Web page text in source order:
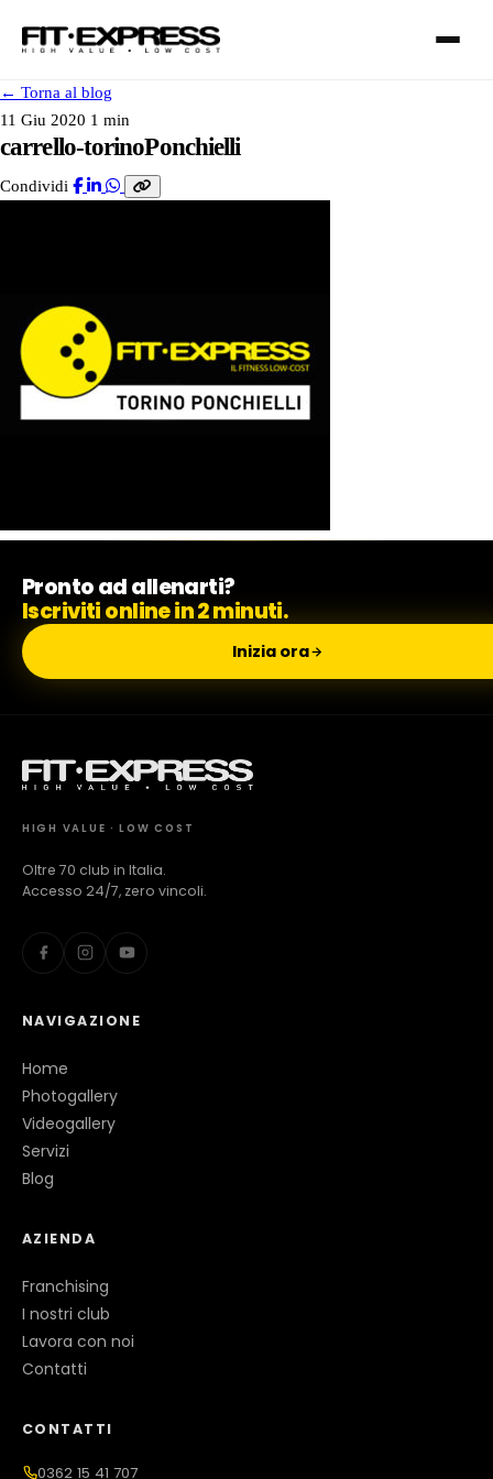
FRANCHISING
SERVIZI
I NOSTRI CLUB
Milano Missaglia
Lido di Camaiore
← Torna al blog
11 Giu 2020 1 min
carrello-torinoPonchielli
Condividi
Pronto ad allenarti?
Iscriviti online in 2 minuti.
Inizia ora
HIGH VALUE · LOW COST
Oltre 70 club in Italia.
Accesso 24/7, zero vincoli.
NAVIGAZIONE
Home
Photogallery
Videogallery
Servizi
Blog
AZIENDA
Franchising
I nostri club
Lavora con noi
Contatti
CONTATTI
0362 15 41 707